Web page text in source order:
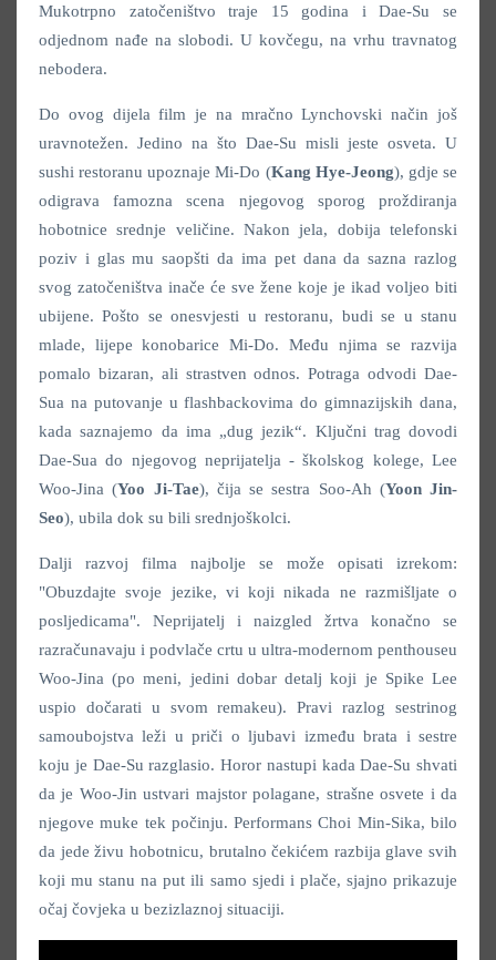
Mukotrpno zatočeništvo traje 15 godina i Dae-Su se
odjednom nađe na slobodi. U kovčegu, na vrhu travnatog
nebodera.
Do ovog dijela film je na mračno Lynchovski način još
uravnotežen. Jedino na što Dae-Su misli jeste osveta. U
sushi restoranu upoznaje Mi-Do (Kang Hye-Jeong), gdje se
odigrava famozna scena njegovog sporog proždiranja
hobotnice srednje veličine. Nakon jela, dobija telefonski
poziv i glas mu saopšti da ima pet dana da sazna razlog
svog zatočeništva inače će sve žene koje je ikad voljeo biti
ubijene. Pošto se onesvjesti u restoranu, budi se u stanu
mlade, lijepe konobarice Mi-Do. Među njima se razvija
pomalo bizaran, ali strastven odnos. Potraga odvodi Dae-
Sua na putovanje u flashbackovima do gimnazijskih dana,
kada saznajemo da ima „dug jezik“. Ključni trag dovodi
Dae-Sua do njegovog neprijatelja - školskog kolege, Lee
Woo-Jina (Yoo Ji-Tae), čija se sestra Soo-Ah (Yoon Jin-
Seo), ubila dok su bili srednjoškolci.
Dalji razvoj filma najbolje se može opisati izrekom:
"Obuzdajte svoje jezike, vi koji nikada ne razmišljate o
posljedicama". Neprijatelj i naizgled žrtva konačno se
razračunavaju i podvlače crtu u ultra-modernom penthouseu
Woo-Jina (po meni, jedini dobar detalj koji je Spike Lee
uspio dočarati u svom remakeu). Pravi razlog sestrinog
samoubojstva leži u priči o ljubavi između brata i sestre
koju je Dae-Su razglasio. Horor nastupi kada Dae-Su shvati
da je Woo-Jin ustvari majstor polagane, strašne osvete i da
njegove muke tek počinju. Performans Choi Min-Sika, bilo
da jede živu hobotnicu, brutalno čekićem razbija glave svih
koji mu stanu na put ili samo sjedi i plače, sjajno prikazuje
očaj čovjeka u bezizlaznoj situaciji.